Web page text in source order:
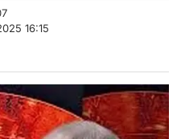
16:15